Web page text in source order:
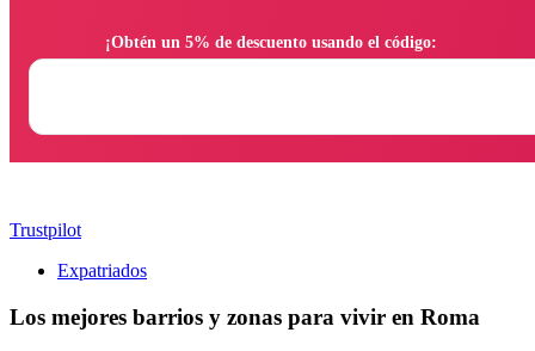
Trustpilot
Expatriados
Los mejores barrios y zonas para vivir en Roma